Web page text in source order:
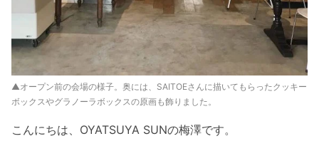
▲オープン前の会場の様子。奥には、SAITOEさんに描いてもらったクッキー
ボックスやグラノーラボックスの原画も飾りました。
こんにちは、OYATSUYA SUNの梅澤です。